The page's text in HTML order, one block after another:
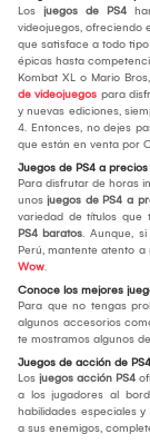
Los juegos de PS4
videojuegos, ofreciendo
que satisface a todo
épicas hasta
Kombat XL o Mario
de videojuegos para
y nuevas ediciones,
4. Entonces, no dejes
que están en venta por
Juegos de PS4 a
Para disfrutar de horas
unos juegos de PS4 a
variedad de títulos que
PS4 baratos. Aunque,
Perú, mantente atento
Wow.
Conoce los mejores
Para que no tengas
algunos accesorios
te mostramos algunos
Juegos de acción de PS4
Los juegos acción PS4
a los jugadores al
habilidades especiales
a sus enemigos,